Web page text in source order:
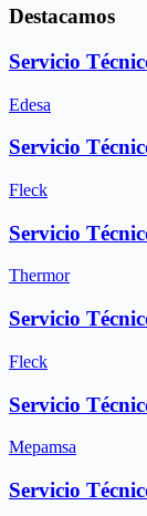
Destacamos
Servicio
Edesa
Servicio
Fleck
Servicio
Thermor
Servicio
Fleck
Servicio
Mepamsa
Servicio